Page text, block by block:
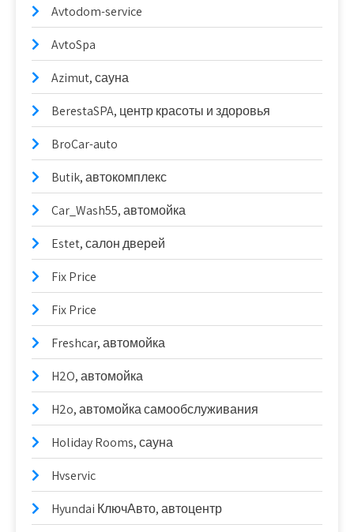
Avtodom-service
AvtoSpa
Azimut, сауна
BerestaSPA, центр красоты и здоровья
BroCar-auto
Butik, автокомплекс
Car_Wash55, автомойка
Estet, салон дверей
Fix Price
Fix Price
Freshcar, автомойка
H2O, автомойка
H2o, автомойка самообслуживания
Holiday Rooms, сауна
Hvservic
Hyundai КлючАвто, автоцентр